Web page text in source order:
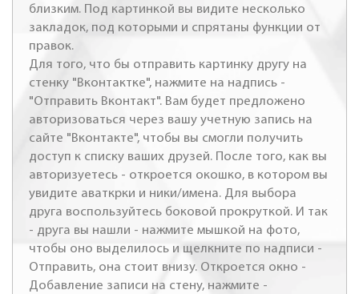
близким. Под картинкой вы видите несколько
закладок, под которыми и спрятаны функции от
правок.
Для того, что бы отправить картинку другу на
стенку "Вконтактке", нажмите на надпись -
"Отправить Вконтакт". Вам будет предложено
авторизоваться через вашу учетную запись на
сайте "Вконтакте", чтобы вы смогли получить
доступ к списку ваших друзей. После того, как вы
авторизуетесь - откроется окошко, в котором вы
увидите аваткрки и ники/имена. Для выбора
друга воспользуйтесь боковой прокруткой. И так
- друга вы нашли - нажмите мышкой на фото,
чтобы оно выделилось и щелкните по надписи -
Отправить, она стоит внизу. Откроется окно -
Добавление записи на стену, нажмите -